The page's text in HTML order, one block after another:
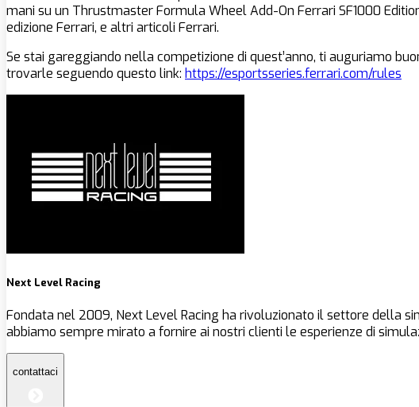
mani su un Thrustmaster Formula Wheel Add-On Ferrari SF1000
edizione Ferrari, e altri articoli Ferrari.
Se stai gareggiando nella competizione di quest’anno, ti auguriamo
trovarle seguendo questo link: https://esportsseries.ferrari.com/rules
Next Level Racing
Fondata nel 2009, Next Level Racing ha rivoluzionato il settore della
abbiamo sempre mirato a fornire ai nostri clienti le esperienze di
contattaci